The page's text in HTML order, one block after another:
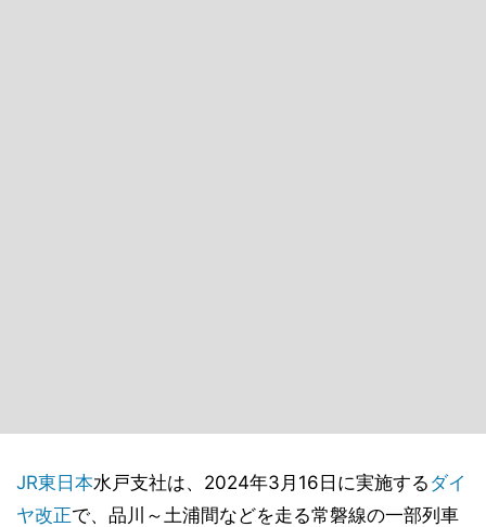
JR東日本水戸支社は、2024年3月16日に実施する ダイ
ヤ改正で、品川～土浦間などを走る常磐線の一部列車